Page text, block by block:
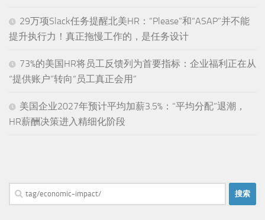
29万项Slack任务提醒北美HR：“Please”和“ASAP”并不能
提升执行力！真正拖慢工作的，是任务设计
73%的美国HR将员工反馈列为首要指标：企业福利正在从
“提供账户”转向“员工真正会用”
美国企业2027年预计平均加薪3.5%：“平均分配”退潮，
HR薪酬决策进入精细化阶段
搜
索：